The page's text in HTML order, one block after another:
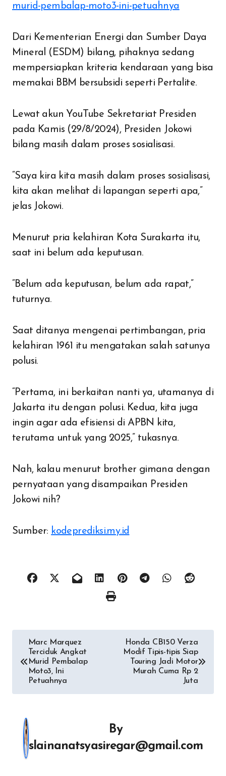
murid-pembalap-moto3-ini-petuahnya
Dari Kementerian Energi dan Sumber Daya
Mineral (ESDM) bilang, pihaknya sedang
mempersiapkan kriteria kendaraan yang bisa
memakai BBM bersubsidi seperti Pertalite.
Lewat akun YouTube Sekretariat Presiden
pada Kamis (29/8/2024), Presiden Jokowi
bilang masih dalam proses sosialisasi.
“Saya kira kita masih dalam proses sosialisasi,
kita akan melihat di lapangan seperti apa,”
jelas Jokowi.
Menurut pria kelahiran Kota Surakarta itu,
saat ini belum ada keputusan.
“Belum ada keputusan, belum ada rapat,”
tuturnya.
Saat ditanya mengenai pertimbangan, pria
kelahiran 1961 itu mengatakan salah satunya
polusi.
“Pertama, ini berkaitan nanti ya, utamanya di
Jakarta itu dengan polusi. Kedua, kita juga
ingin agar ada efisiensi di APBN kita,
terutama untuk yang 2025,” tukasnya.
Nah, kalau menurut brother gimana dengan
pernyataan yang disampaikan Presiden
Jokowi nih?
Sumber: kodeprediksi.my.id
Navigasi
pos
Marc Marquez
Terciduk Angkat
Murid Pembalap
Moto3, Ini
Petuahnya
Honda CB150 Verza
Modif Tipis-tipis Siap
Touring Jadi Motor
Murah Cuma Rp 2
Juta
By
slainanatsyasiregar@gmail.com